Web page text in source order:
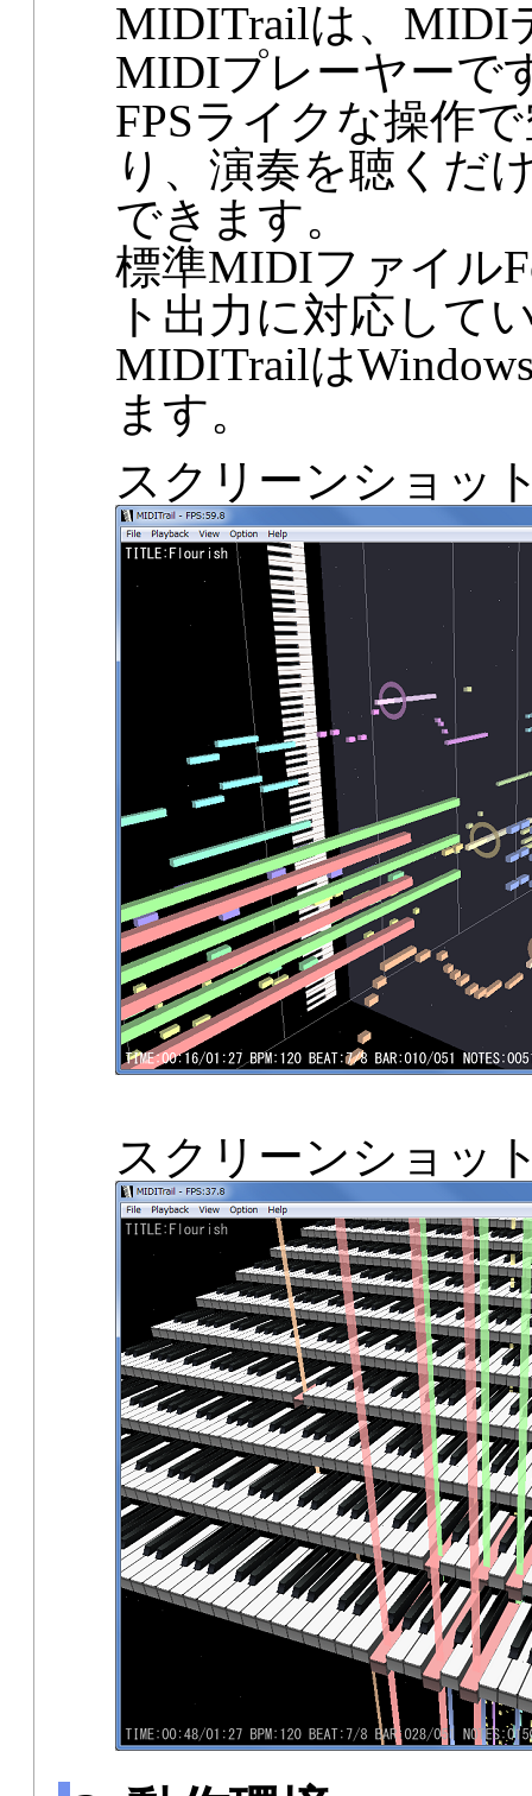
MIDITrailは、MIDI
MIDIプレーヤーで
FPSライクな操作
り、演奏を聴くだ
できます。
標準MIDIファイル
ト出力に対応して
MIDITrailは
ます。
スクリーンショッ
スクリーンショッ